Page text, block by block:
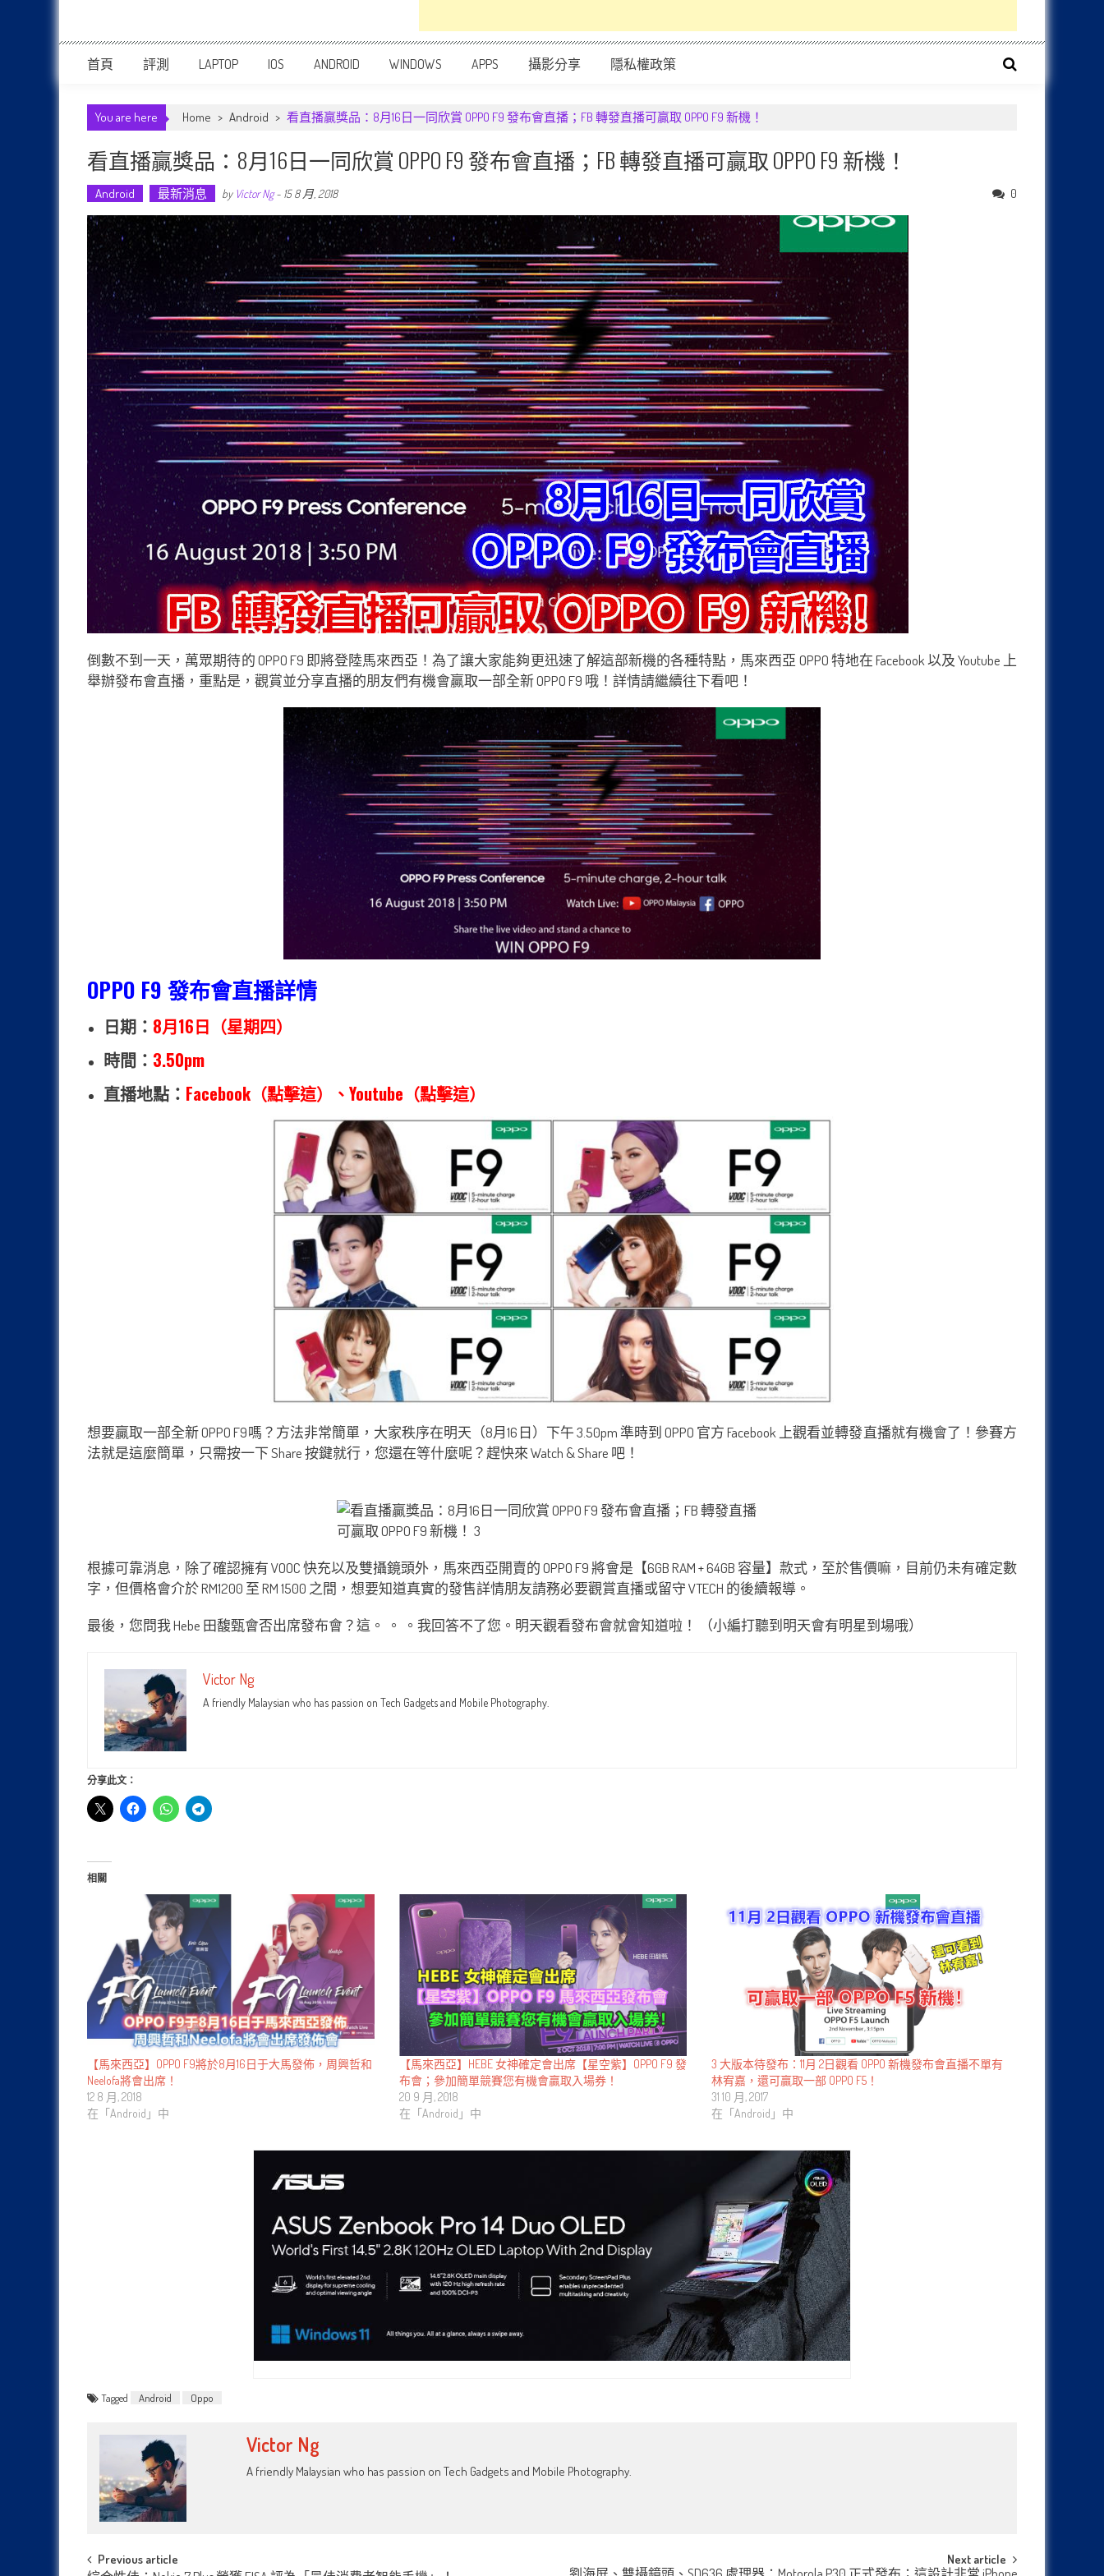
首頁 評測 LAPTOP IOS ANDROID WINDOWS APPS 攝影分享 隱私權政策
You are here Home > Android > 看直播贏獎品：8月16日一同欣賞 OPPO F9 發布會直播；FB 轉發直播可贏取 OPPO F9 新機！
看直播贏獎品：8月16日一同欣賞 OPPO F9 發布會直播；FB 轉發直播可贏取 OPPO F9 新機！
Android 最新消息 by Victor Ng- 15 8 月, 2018 0
倒數不到一天，萬眾期待的 OPPO F9 即將登陸馬來西亞！為了讓大家能夠更迅速了解這部新機的各種特點，馬來西亞 OPPO 特地在 Facebook 以及 Youtube 上
舉辦發布會直播，重點是，觀賞並分享直播的朋友們有機會贏取一部全新 OPPO F9 哦！詳情請繼續往下看吧！
OPPO F9 發布會直播詳情
日期： 8月16日（星期四）
時間： 3.50pm
直播地點： Facebook（點擊這） 、 Youtube（點擊這）
想要贏取一部全新 OPPO F9嗎？方法非常簡單，大家秩序在明天（8月16日）下午 3.50pm 準時到 OPPO 官方 Facebook 上觀看並轉發直播就有機會了！參賽方
法就是這麼簡單，只需按一下 Share 按鍵就行，您還在等什麼呢？趕快來 Watch & Share 吧！
根據可靠消息，除了確認擁有 VOOC 快充以及雙攝鏡頭外，馬來西亞開賣的 OPPO F9 將會是【6GB RAM + 64GB 容量】款式，至於售價嘛，目前仍未有確定數
字，但價格會介於 RM1200 至 RM 1500 之間，想要知道真實的發售詳情朋友請務必要觀賞直播或留守 VTECH 的後續報導。
最後，您問我 Hebe 田馥甄會否出席發布會？這。 。 。我回答不了您。明天觀看發布會就會知道啦！ （小編打聽到明天會有明星到場哦）
Victor Ng
A friendly Malaysian who has passion on Tech Gadgets and Mobile Photography.
分享此文：
相關
【馬來西亞】OPPO F9將於8月16日于大馬發佈，周興哲和
Neelofa將會出席！
12 8 月, 2018
在「Android」中
【馬來西亞】HEBE 女神確定會出席【星空紫】OPPO F9 發
布會；參加簡單競賽您有機會贏取入場券！
20 9 月, 2018
在「Android」中
3 大版本待發布：11月 2日觀看 OPPO 新機發布會直播不單有
林宥嘉，還可贏取一部 OPPO F5！
31 10 月, 2017
在「Android」中
Tagged Android Oppo
Victor Ng
A friendly Malaysian who has passion on Tech Gadgets and Mobile Photography.
Post
Previous article Next article